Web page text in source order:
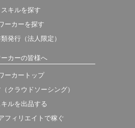
スキルを探す
ーカーを探す
発行（法人限定）
ーカーの皆様へ
ーカートップ
クラウドソーシング）
キルを出品する
フィリエイトで稼ぐ